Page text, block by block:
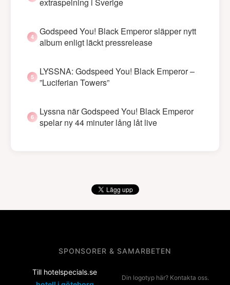
Godspeed You! Black Emperor släpper nytt
album enligt läckt pressrelease
LYSSNA: Godspeed You! Black Emperor –
”Luciferian Towers”
Lyssna när Godspeed You! Black Emperor
spelar ny 44 minuter lång låt live
SPONSORER & SAMARBETEN
Till hotelspecials.se
Din logotyp här? Kontakta oss.